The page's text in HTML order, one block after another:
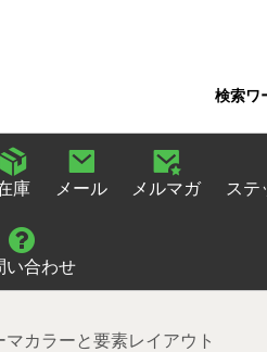
検索ワ
庫 メール メルマガ ステ
い合わせ
カラーと要素レイアウト